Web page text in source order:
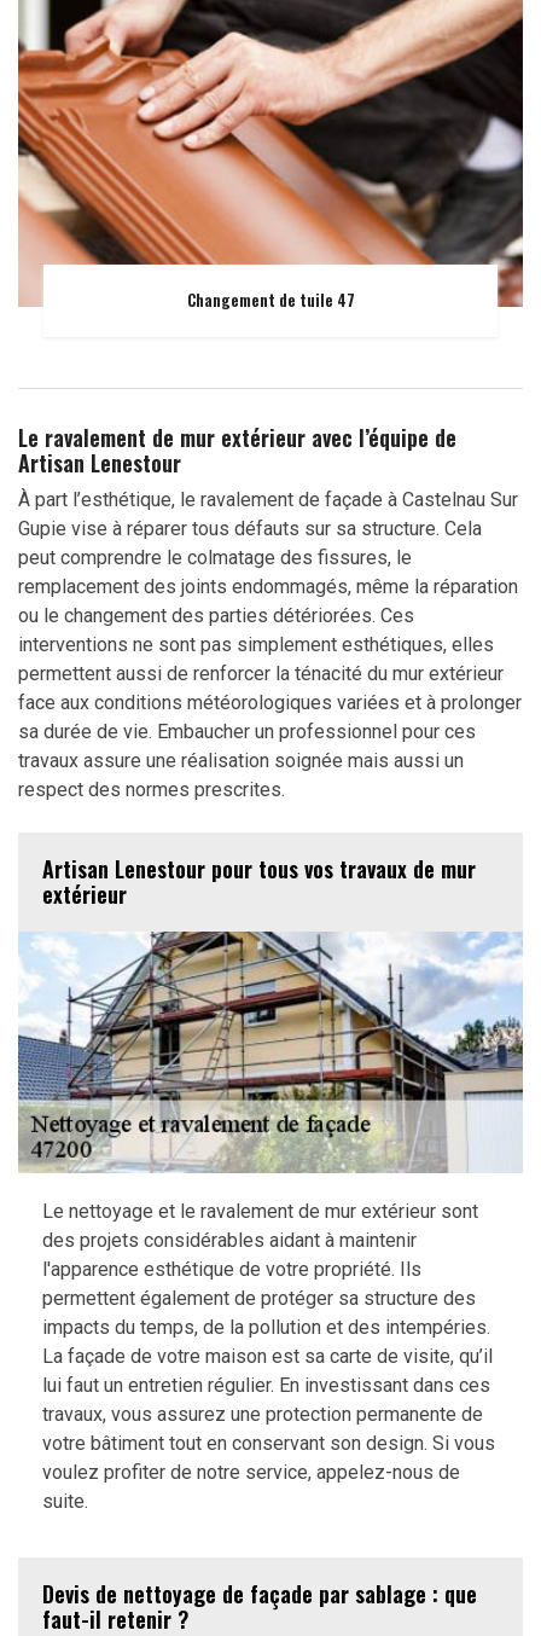
Changement de tuile 47
Le ravalement de mur extérieur avec l’équipe de
Artisan Lenestour
À part l’esthétique, le ravalement de façade à Castelnau Sur
Gupie vise à réparer tous défauts sur sa structure. Cela
peut comprendre le colmatage des fissures, le
remplacement des joints endommagés, même la réparation
ou le changement des parties détériorées. Ces
interventions ne sont pas simplement esthétiques, elles
permettent aussi de renforcer la ténacité du mur extérieur
face aux conditions météorologiques variées et à prolonger
sa durée de vie. Embaucher un professionnel pour ces
travaux assure une réalisation soignée mais aussi un
respect des normes prescrites.
Artisan Lenestour pour tous vos travaux de mur
extérieur
Le nettoyage et le ravalement de mur extérieur sont
des projets considérables aidant à maintenir
l'apparence esthétique de votre propriété. Ils
permettent également de protéger sa structure des
impacts du temps, de la pollution et des intempéries.
La façade de votre maison est sa carte de visite, qu’il
lui faut un entretien régulier. En investissant dans ces
travaux, vous assurez une protection permanente de
votre bâtiment tout en conservant son design. Si vous
voulez profiter de notre service, appelez-nous de
suite.
Devis de nettoyage de façade par sablage : que
faut-il retenir ?